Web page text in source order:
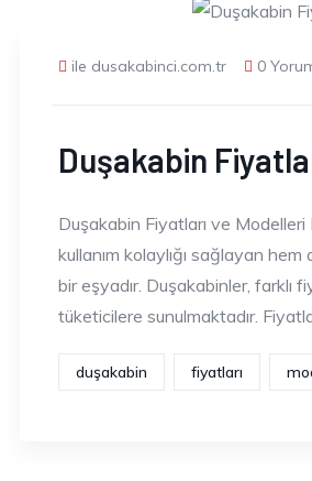
ile dusakabinci.com.tr 0
Duşakabin
Duşakabin Fiyatları ve Modelleri
kullanım kolaylığı sağlayan
bir eşyadır. Duşakabinler, farklı
tüketicilere sunulmaktadır.
duşakabin fiyatları